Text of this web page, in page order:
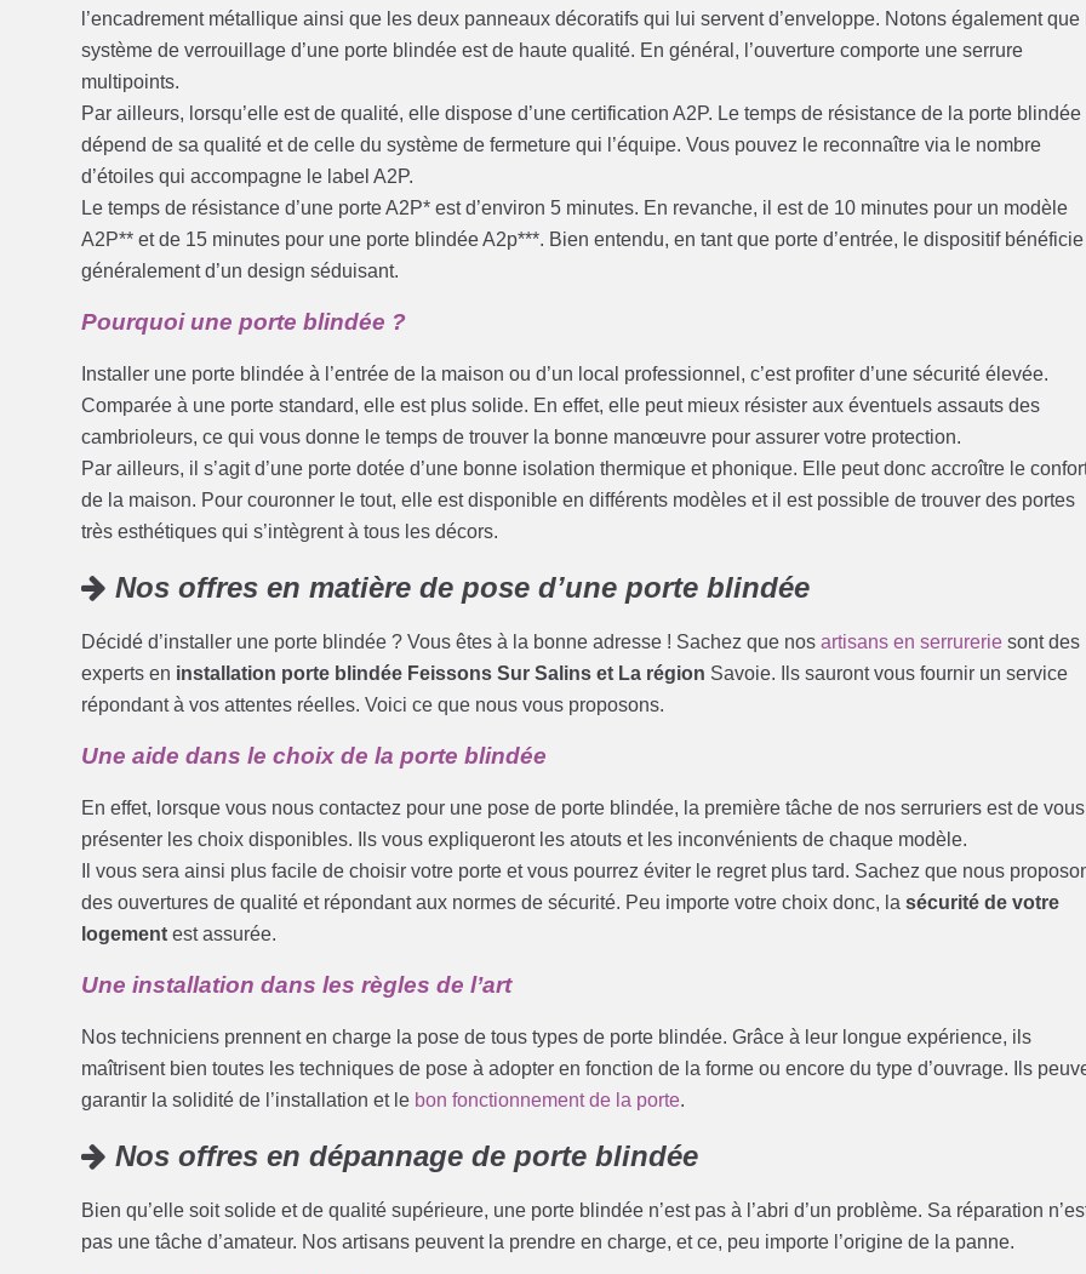
l’encadrement métallique ainsi que les deux panneaux décoratifs qui lui servent d’enveloppe. Notons également que
système de verrouillage d’une porte blindée est de haute qualité. En général, l’ouverture comporte une serrure
multipoints.
Par ailleurs, lorsqu’elle est de qualité, elle dispose d’une certification A2P. Le temps de résistance de la porte blindée
dépend de sa qualité et de celle du système de fermeture qui l’équipe. Vous pouvez le reconnaître via le nombre
d’étoiles qui accompagne le label A2P.
Le temps de résistance d’une porte A2P* est d’environ 5 minutes. En revanche, il est de 10 minutes pour un modèle
A2P** et de 15 minutes pour une porte blindée A2p***. Bien entendu, en tant que porte d’entrée, le dispositif bénéficie
généralement d’un design séduisant.
Pourquoi une porte blindée ?
Installer une porte blindée à l’entrée de la maison ou d’un local professionnel, c’est profiter d’une sécurité élevée.
Comparée à une porte standard, elle est plus solide. En effet, elle peut mieux résister aux éventuels assauts des
cambrioleurs, ce qui vous donne le temps de trouver la bonne manœuvre pour assurer votre protection.
Par ailleurs, il s’agit d’une porte dotée d’une bonne isolation thermique et phonique. Elle peut donc accroître le
de la maison. Pour couronner le tout, elle est disponible en différents modèles et il est possible de trouver des portes
très esthétiques qui s’intègrent à tous les décors.
Nos offres en matière de pose d’une porte blindée
Décidé d’installer une porte blindée ? Vous êtes à la bonne adresse ! Sachez que nosartisans en serrurerie sont des
experts en installation porte blindée Feissons Sur Salins et La région Savoie. Ils sauront vous fournir un service
répondant à vos attentes réelles. Voici ce que nous vous proposons.
Une aide dans le choix de la porte blindée
En effet, lorsque vous nous contactez pour une pose de porte blindée, la première tâche de nos serruriers est de vous
présenter les choix disponibles. Ils vous expliqueront les atouts et les inconvénients de chaque modèle.
Il vous sera ainsi plus facile de choisir votre porte et vous pourrez éviter le regret plus tard. Sachez que nous
des ouvertures de qualité et répondant aux normes de sécurité. Peu importe votre choix donc, lasécurité de votre
logement est assurée.
Une installation dans les règles de l’art
Nos techniciens prennent en charge la pose de tous types de porte blindée. Grâce à leur longue expérience, ils
maîtrisent bien toutes les techniques de pose à adopter en fonction de la forme ou encore du type d’ouvrage. Ils
garantir la solidité de l’installation et le bon fonctionnement de la porte.
Nos offres en dépannage de porte blindée
Bien qu’elle soit solide et de qualité supérieure, une porte blindée n’est pas à l’abri d’un problème. Sa réparation
pas une tâche d’amateur. Nos artisans peuvent la prendre en charge, et ce, peu importe l’origine de la panne.